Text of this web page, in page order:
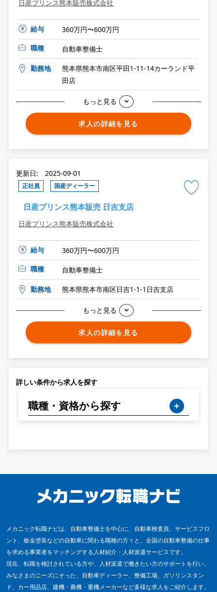
日産プリンス熊本販売株式会社
給与
360万円〜600万円
職種
自動車整備士
勤務地
熊本県熊本市南区平田1-11-14カーランド平
田店
もっと見る
求人の詳細を見る
更新日: 2025-09-01
正社員 国産ディーラー
日産プリンス熊本販売 日吉支店
日産プリンス熊本販売株式会社
給与
360万円〜600万円
職種
自動車整備士
勤務地 熊本県熊本市南区日吉1-1-1日吉支店
もっと見る
求人の詳細を見る
詳しい条件から求人を探す
職種・資格から探す
メカニック転職ナビは、自動車整備士を中心に、自動車検査員、サービスフロ
ント、板金塗装などの自動車に関わる職種の方々と、全国の自動車整備の仕事
を求める事業者をマッチングする人材紹介・人材派遣サービスです。
現在、転職を検討されている方や、人材派遣で働きたい方のサポートを行い、
みなさまのニーズにそった、自動車ディーラー、整備工場、ガソリンスタン
ド、カー用品店、建機・農機・重機メーカーなど多様な求人をご紹介します。